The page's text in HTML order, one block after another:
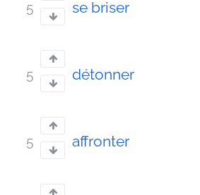
5 se briser
5 détonner
5 affronter